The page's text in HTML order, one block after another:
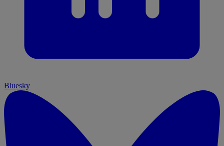
Bluesky